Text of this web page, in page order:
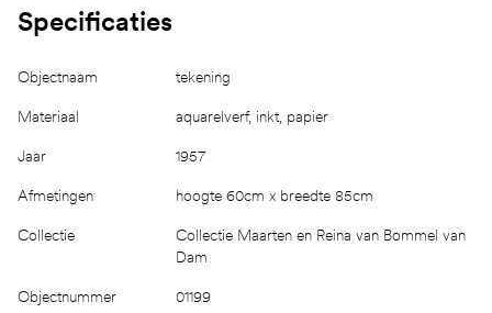
Specificaties
Objectnaam tekening
Materiaal aquarelverf, inkt, papier
Jaar 1957
Afmetingen hoogte 60cm x breedte 85cm
Collectie
Collectie Maarten en Reina van Bommel van
Dam
Objectnummer 01199